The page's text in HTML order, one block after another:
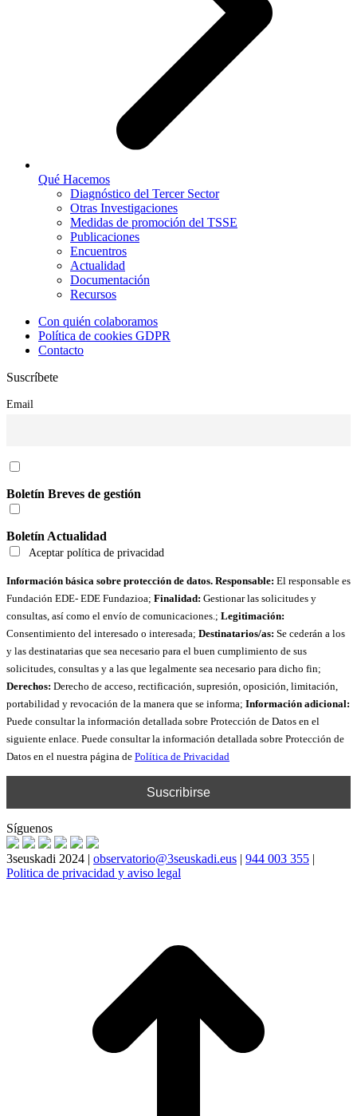
Qué Hacemos
Diagnóstico del Tercer Sector
Otras Investigaciones
Medidas de promoción del TSSE
Publicaciones
Encuentros
Actualidad
Documentación
Recursos
Con quién colaboramos
Política de cookies GDPR
Contacto
Suscríbete
Email
Boletín Breves de gestión
Boletín Actualidad
Aceptar política de privacidad
Información básica sobre protección de datos. Responsable: El responsable es
Fundación EDE- EDE Fundazioa; Finalidad: Gestionar las solicitudes y
consultas, así como el envío de comunicaciones.; Legitimación:
Consentimiento del interesado o interesada; Destinatarios/as: Se cederán a los
y las destinatarias que sea necesario para el buen cumplimiento de sus
solicitudes, consultas y a las que legalmente sea necesario para dicho fin;
Derechos: Derecho de acceso, rectificación, supresión, oposición, limitación,
portabilidad y revocación de la manera que se informa; Información adicional:
Puede consultar la información detallada sobre Protección de Datos en el
siguiente enlace. Puede consultar la información detallada sobre Protección de
Datos en el nuestra página de Política de Privacidad
Síguenos
3seuskadi 2024 | observatorio@3seuskadi.eus | 944 003 355 |
Politica de privacidad y aviso legal